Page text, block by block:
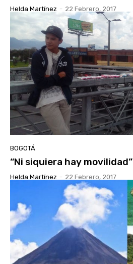
Helda Martínez - 22 Febrero, 2017
BOGOTÁ
“Ni siquiera hay movilidad”
Helda Martínez - 22 Febrero, 2017